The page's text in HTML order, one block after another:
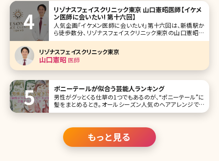
という方も多いのではないでしょうか。 そこで今回は、大人で
も自然なぷっくり涙
リゾナスフェイスクリニック東京 山口憲昭医師【イケメ
ン医師に会いたい! 第十六回】
人気企画「イケメン医師に会いたい!」第十六回は、新橋駅か
ら徒歩数分、リゾナスフェイスクリニック東京の山口憲昭医
師（やまぐちかずあき）先生です。 “Quality of Life Surgery”を
座右の銘として、顎顔面手術をはじめ、顔より上にこだわり総
合的に施術を提供する美容外科開院の理由とは。
リゾナスフェイスクリニック東京
山口憲昭医師
ポニーテールが似合う芸能人ランキング
男性がグッとくる仕草の1つでもあるのが、“ポニーテール”に
髪をまとめるとき。オールシーズン人気のヘアアレンジでも
あります。 そこで今回は、可愛すぎて真似したくなってしまう
気に入りのポニーテールスタイルをぜひ見つけてください
ね。 第1位綾
もっと見る